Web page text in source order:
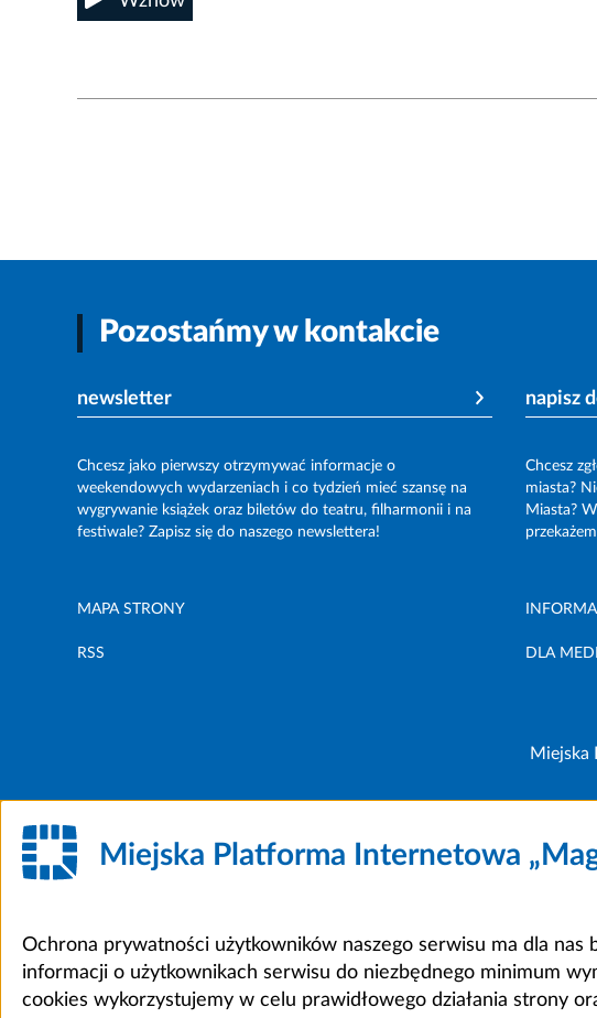
Pozostańmy w kontakcie
newsletter
Chcesz jako pierwszy otrzymywać informacje o
weekendowych wydarzeniach i co tydzień mieć szansę na
wygrywanie książek oraz biletów do teatru, filharmonii i na
festiwale? Zapisz się do naszego newslettera!
napisz
Chcesz
miasta?
Miasta?
MAPA STRONY
RSS DLA
Miejska
Miejska Platforma Internetowa
Ochrona prywatności użytkowników naszego serwisu ma dla
informacji o użytkownikach serwisu do niezbędnego minimum
cookies wykorzystujemy w celu prawidłowego działania strony